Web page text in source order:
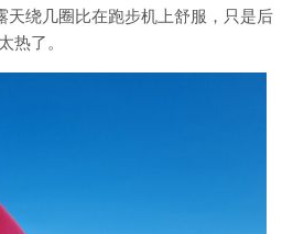
天绕几圈比在跑步机上舒服，只是后
热了。